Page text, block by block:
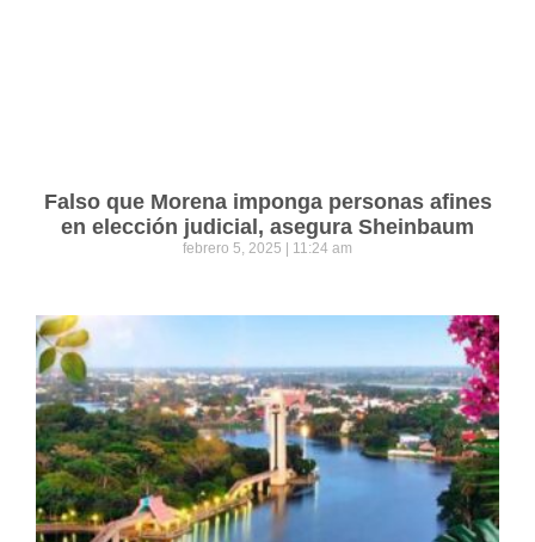
Falso que Morena imponga personas afines
en elección judicial, asegura Sheinbaum
febrero 5, 2025 11:24 am